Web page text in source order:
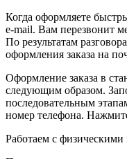
Когда оформляете
e-mail. Вам перезвонит
По результатам
оформления заказа на
Оформление заказа в
следующим образом.
последовательным
номер телефона.
Работаем с